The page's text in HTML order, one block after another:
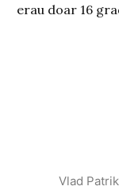
erau doar 16
Vlad